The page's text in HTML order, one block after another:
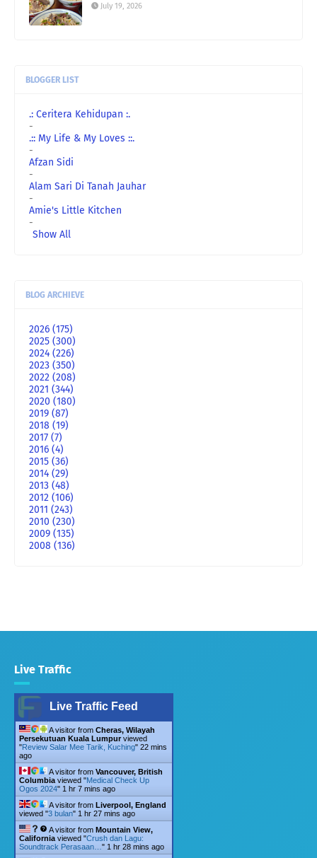
July 19, 2026
BLOGGER LIST
.: Ceritera Kehidupan :.
-
.:: My Life & My Loves ::.
-
Afzan Sidi
-
Alam Sari Di Tanah Jauhar
-
Amie's Little Kitchen
-
Show All
BLOG ARCHIEVE
2026 (175)
2025 (300)
2024 (226)
2023 (350)
2022 (208)
2021 (344)
2020 (180)
2019 (87)
2018 (19)
2017 (7)
2016 (4)
2015 (36)
2014 (29)
2013 (48)
2012 (106)
2011 (243)
2010 (230)
2009 (135)
2008 (136)
Live Traffic
Live Traffic Feed
A visitor from Cheras, Wilayah
Persekutuan Kuala Lumpurviewed
"Review Salar Mee Tarik, Kuching" 22 mins
ago
A visitor from Vancouver, British
Columbiaviewed "Medical Check Up
Ogos 2024" 1 hr 7 mins ago
A visitor from Liverpool, England
viewed "3 bulan" 1 hr 27 mins ago
A visitor from Mountain View,
Californiaviewed "Crush dan Lagu:
Soundtrack Perasaan…" 1 hr 28 mins ago